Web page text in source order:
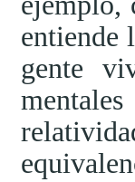
entiende
gente